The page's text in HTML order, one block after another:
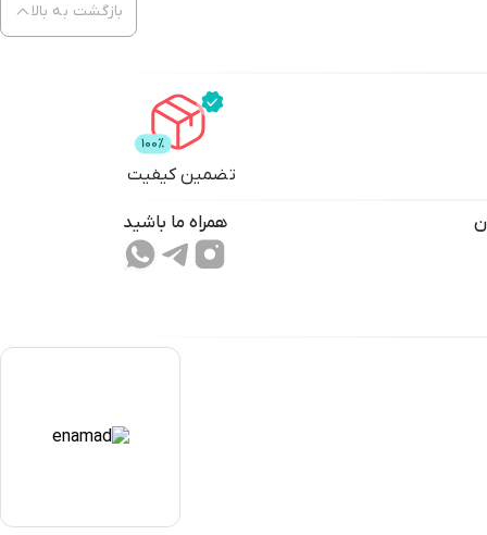
بازگشت به بالا
تضمین کیفیت
همراه ما باشید